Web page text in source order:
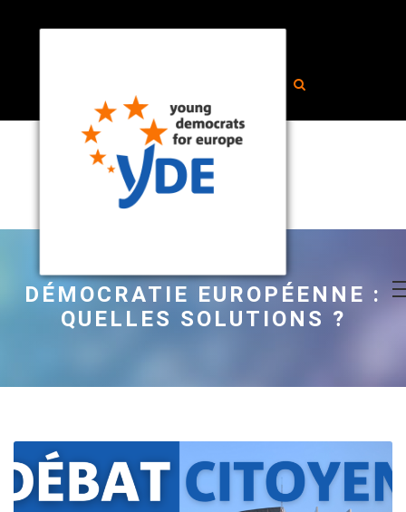
DÉMOCRATIE EUROPÉENNE :
QUELLES SOLUTIONS ?